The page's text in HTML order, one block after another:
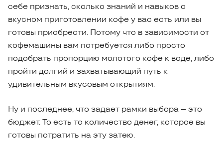
себе признать, сколько знаний и навыков о
вкусном приготовлении кофе у вас есть или вы
готовы приобрести. Потому что в зависимости от
кофемашины вам потребуется либо просто
подобрать пропорцию молотого кофе к воде, либо
пройти долгий и захватывающий путь к
удивительным вкусовым открытиям.
Ну и последнее, что задает рамки выбора – это
бюджет. То есть то количество денег, которое вы
готовы потратить на эту затею.